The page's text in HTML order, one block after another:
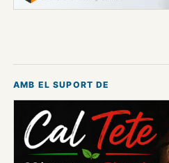
AMB EL SUPORT DE